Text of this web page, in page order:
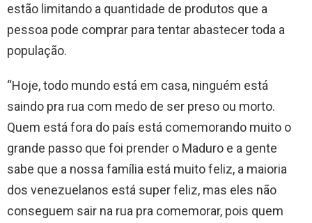
estão limitando a quantidade de produtos que a
pessoa pode comprar para tentar abastecer toda a
população.
“Hoje, todo mundo está em casa, ninguém está
saindo pra rua com medo de ser preso ou morto.
Quem está fora do país está comemorando muito o
grande passo que foi prender o Maduro e a gente
sabe que a nossa família está muito feliz, a maioria
dos venezuelanos está super feliz, mas eles não
conseguem sair na rua pra comemorar, pois quem